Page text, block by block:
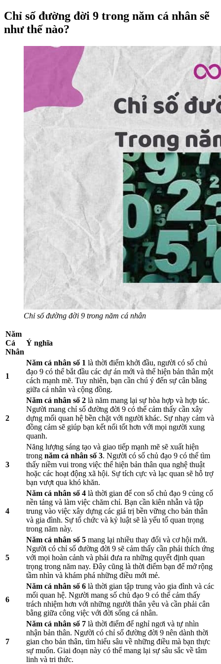
Chỉ số đường đời 9 trong năm cá nhân sẽ
như thế nào?
Chỉ số đường đời 9 trong năm cá nhân
Năm
Cá
Nhân
Ý nghĩa
1
Năm cá nhân số 1 là thời điểm khởi đầu, người có số chủ
đạo 9 có thể bắt đầu các dự án mới và thể hiện bản thân một
cách mạnh mẽ. Tuy nhiên, bạn cần chú ý đến sự cân bằng
giữa cá nhân và cộng đồng.
2
Năm cá nhân số 2 là năm mang lại sự hòa hợp và hợp tác.
Người mang chỉ số đường đời 9 có thể cảm thấy cần xây
dựng mối quan hệ bền chặt với người khác. Sự nhạy cảm và
đồng cảm sẽ giúp bạn kết nối tốt hơn với mọi người xung
quanh.
3
Năng lượng sáng tạo và giao tiếp mạnh mẽ sẽ xuất hiện
trong năm cá nhân số 3. Người có số chủ đạo 9 có thể tìm
thấy niềm vui trong việc thể hiện bản thân qua nghệ thuật
hoặc các hoạt động xã hội. Sự tích cực và lạc quan sẽ hỗ trợ
bạn vượt qua khó khăn.
4
Năm cá nhân số 4 là thời gian để con số chủ đạo 9 củng cố
nền tảng và làm việc chăm chỉ. Bạn cần kiên nhẫn và tập
trung vào việc xây dựng các giá trị bền vững cho bản thân
và gia đình. Sự tổ chức và kỷ luật sẽ là yếu tố quan trọng
trong năm này.
5
Năm cá nhân số 5 mang lại nhiều thay đổi và cơ hội mới.
Người có chỉ số đường đời 9 sẽ cảm thấy cần phải thích ứng
với mọi hoàn cảnh và phải đưa ra những quyết định quan
trọng trong năm nay. Đây cũng là thời điểm bạn để mở rộng
tầm nhìn và khám phá những điều mới mẻ.
6
Năm cá nhân số 6 là thời gian tập trung vào gia đình và các
mối quan hệ. Người mang số chủ đạo 9 có thể cảm thấy
trách nhiệm hơn với những người thân yêu và cần phải cân
bằng giữa công việc với đời sống cá nhân.
7
Năm cá nhân số 7 là thời điểm để nghỉ ngơi và tự nhìn
nhận bản thân. Người có chỉ số đường đời 9 nên dành thời
gian cho bản thân, tìm hiểu sâu về những điều mà bạn thực
sự muốn. Giai đoạn này có thể mang lại sự sâu sắc về tâm
linh và tri thức.